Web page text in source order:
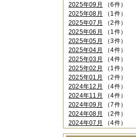
2025年09月
（6件）
2025年08月
（1件）
2025年07月
（2件）
2025年06月
（1件）
2025年05月
（3件）
2025年04月
（4件）
2025年03月
（4件）
2025年02月
（1件）
2025年01月
（2件）
2024年12月
（4件）
2024年11月
（4件）
2024年09月
（7件）
2024年08月
（2件）
2024年07月
（4件）
2024年06月（4件）